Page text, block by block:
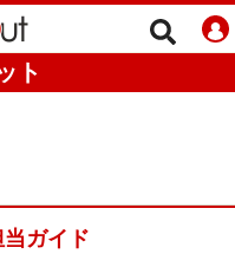
ト
ガイド